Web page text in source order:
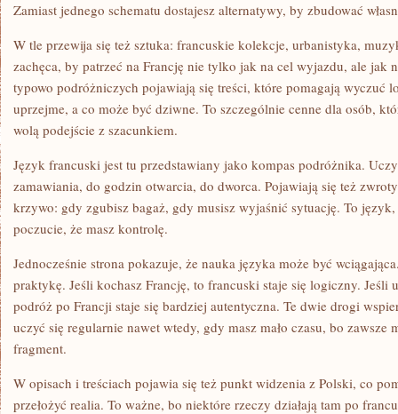
Zamiast jednego schematu dostajesz alternatywy, by zbudować
W tle przewija się też sztuka: francuskie kolekcje, urbanistyka,
zachęca, by patrzeć na Francję nie tylko jak na cel wyjazdu, ale jak
typowo podróżniczych pojawiają się treści, które pomagają wyczuć
uprzejme, a co może być dziwne. To szczególnie cenne dla osób,
wolą podejście z szacunkiem.
Język francuski jest tu przedstawiany jako kompas podróżnika.
zamawiania, do godzin otwarcia, do dworca. Pojawiają się też
krzywo: gdy zgubisz bagaż, gdy musisz wyjaśnić sytuację. To
poczucie, że masz kontrolę.
Jednocześnie strona pokazuje, że nauka języka może być
praktykę. Jeśli kochasz Francję, to francuski staje się logiczny. Jeśli
podróż po Francji staje się bardziej autentyczna. Te dwie drogi
uczyć się regularnie nawet wtedy, gdy masz mało czasu, bo zawsze
fragment.
W opisach i treściach pojawia się też punkt widzenia z Polski, co
przełożyć realia. To ważne, bo niektóre rzeczy działają tam po